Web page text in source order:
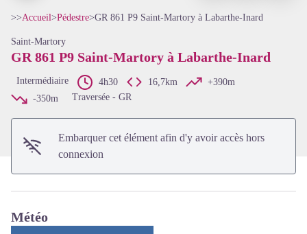
Voir l'image en plein écran
>>Accueil>Pédestre>GR 861 P9 Saint-Martory à Labarthe-Inard
Saint-Martory
GR 861 P9 Saint-Martory à Labarthe-Inard
Intermédiaire 4h30 16,7km
+390m
-350m
Traversée - GR
Embarquer cet élément afin d'y avoir accès hors
connexion
Météo